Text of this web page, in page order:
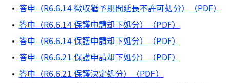
答申（R6.6.14 徴収猶予期間延長不許可処分）（PDF）
答申（R6.6.14 保護申請却下処分）（PDF）
答申（R6.6.14 保護申請却下処分）（PDF）
答申（R6.6.21 保護申請却下処分）（PDF）
答申（R6.6.21 保護決定処分）（PDF）